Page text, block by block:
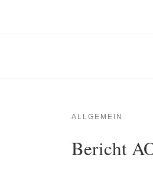
ALLGEMEIN
Bericht